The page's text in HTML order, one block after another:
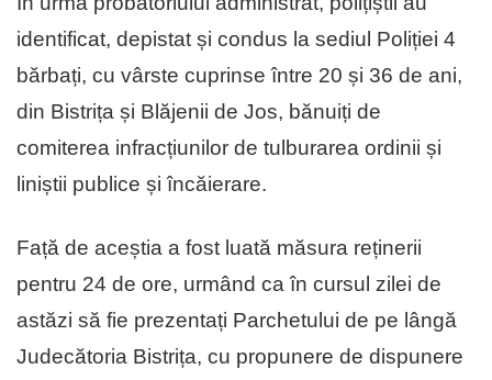
identificat, depistat și condus la sediul Poliției 4
bărbați, cu vârste cuprinse între 20 și 36 de ani,
din Bistrița și Blăjenii de Jos, bănuiți de
comiterea infracțiunilor de tulburarea ordinii și
liniștii publice și încăierare.
Față de aceștia a fost luată măsura reținerii
pentru 24 de ore, urmând ca în cursul zilei de
astăzi să fie prezentați Parchetului de pe lângă
Judecătoria Bistrița, cu propunere de dispunere